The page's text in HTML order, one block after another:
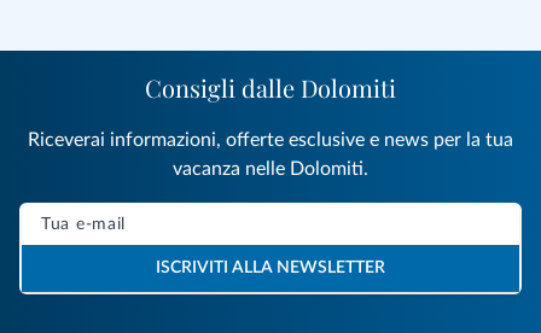
Consigli dalle Dolomiti
Riceverai informazioni, offerte esclusive e news per la tua
vacanza nelle Dolomiti.
ISCRIVITI ALLA NEWSLETTER